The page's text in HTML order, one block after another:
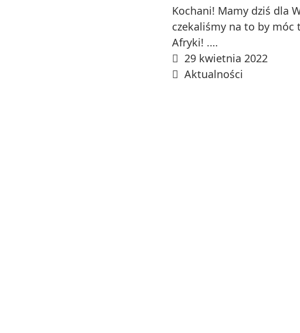
Kochani! Mamy dziś dla
czekaliśmy na to by móc
Afryki! .…
29 kwietnia 2022
Aktualności